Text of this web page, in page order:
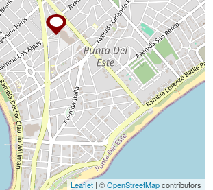
Leaflet | ©OpenStreetMapcontributors